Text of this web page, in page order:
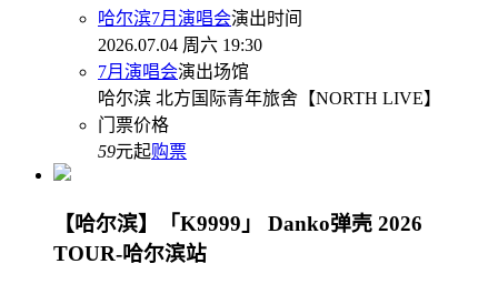
哈尔滨7月演唱会演出时间
2026.07.04 周六 19:30
7月演唱会演出场馆
哈尔滨 北方国际青年旅舍【NORTH LIVE】
门票价格
59元起购票
【哈尔滨】「K9999」 Danko弹壳 2026
TOUR-哈尔滨站